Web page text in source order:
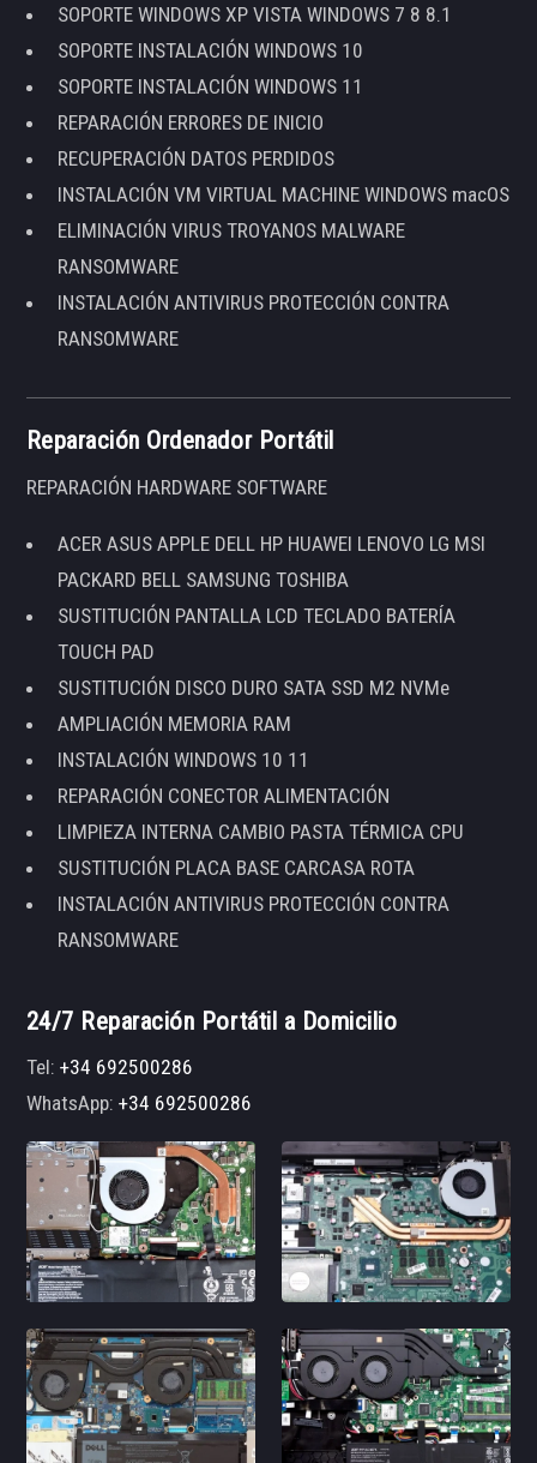
SOPORTE WINDOWS XP VISTA WINDOWS 7 8 8.1
SOPORTE INSTALACIÓN WINDOWS 10
SOPORTE INSTALACIÓN WINDOWS 11
REPARACIÓN ERRORES DE INICIO
RECUPERACIÓN DATOS PERDIDOS
INSTALACIÓN VM VIRTUAL MACHINE WINDOWS macOS
ELIMINACIÓN VIRUS TROYANOS MALWARE
RANSOMWARE
INSTALACIÓN ANTIVIRUS PROTECCIÓN CONTRA
RANSOMWARE
Reparación Ordenador Portátil
REPARACIÓN HARDWARE SOFTWARE
ACER ASUS APPLE DELL HP HUAWEI LENOVO LG MSI
PACKARD BELL SAMSUNG TOSHIBA
SUSTITUCIÓN PANTALLA LCD TECLADO BATERÍA
TOUCH PAD
SUSTITUCIÓN DISCO DURO SATA SSD M2 NVMe
AMPLIACIÓN MEMORIA RAM
INSTALACIÓN WINDOWS 10 11
REPARACIÓN CONECTOR ALIMENTACIÓN
LIMPIEZA INTERNA CAMBIO PASTA TÉRMICA CPU
SUSTITUCIÓN PLACA BASE CARCASA ROTA
INSTALACIÓN ANTIVIRUS PROTECCIÓN CONTRA
RANSOMWARE
24/7 Reparación Portátil a Domicilio
Tel:+34 692500286
WhatsApp:+34 692500286